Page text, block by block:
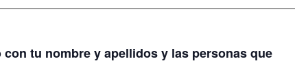
tu nombre y apellidos y las personas que